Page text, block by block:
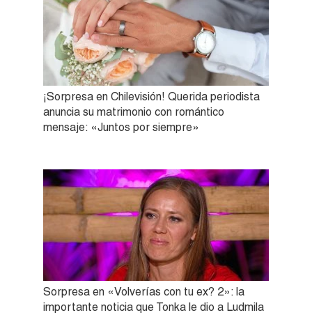
¡Sorpresa en Chilevisión! Querida periodista
anuncia su matrimonio con romántico
mensaje: «Juntos por siempre»
Sorpresa en «Volverías con tu ex? 2»: la
importante noticia que Tonka le dio a Ludmila